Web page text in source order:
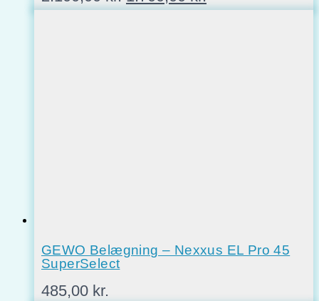
oprindelige aktuelle
GEWO Belægning – Nexxus EL Pro 45
SuperSelect
485,00 kr.